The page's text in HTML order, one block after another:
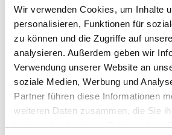
Wir verwenden Cookies, um Inhalte
personalisieren, Funktionen für
zu können und die Zugriffe auf
analysieren. Außerdem geben wir
Verwendung unserer Website an
soziale Medien, Werbung und
Partner führen diese Informationen
weiteren Daten zusammen, die Sie
haben oder die sie im Rahmen Ihrer
Breite in centimeter
Gebinde